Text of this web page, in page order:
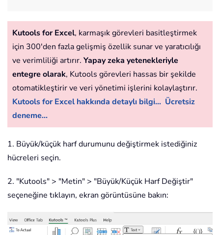
Kutools for Excel, karmaşık görevleri basitleştirmek
için 300'den fazla gelişmiş özellik sunar ve yaratıcılığı
ve verimliliği artırır. Yapay zeka yetenekleriyle
entegre olarak, Kutools görevleri hassas bir şekilde
otomatikleştirir ve veri yönetimi işlerini kolaylaştırır.
Kutools for Excel hakkında detaylı bilgi... Ücretsiz
deneme...
1. Büyük/küçük harf durumunu değiştirmek istediğiniz
hücreleri seçin.
2. "Kutools" > "Metin" > "Büyük/Küçük Harf Değiştir"
seçeneğine tıklayın, ekran görüntüsüne bakın: